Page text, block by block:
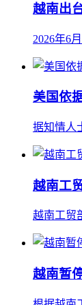
越南出
2026年6
美国依
据知情人
越南工
越南工贸
越南暂